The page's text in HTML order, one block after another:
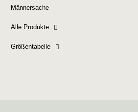
Männersache
Alle Produkte
Größentabelle